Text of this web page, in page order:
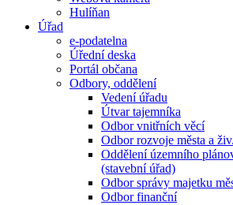
Hulíňan
Úřad
e-podatelna
Úřední deska
Portál občana
Odbory, oddělení
Vedení úřadu
Útvar tajemníka
Odbor vnitřních věcí
Odbor rozvoje města a
Oddělení územního
(stavební úřad)
Odbor správy majetku
Odbor finanční